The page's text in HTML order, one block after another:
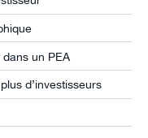
un PEA
d’investisseurs